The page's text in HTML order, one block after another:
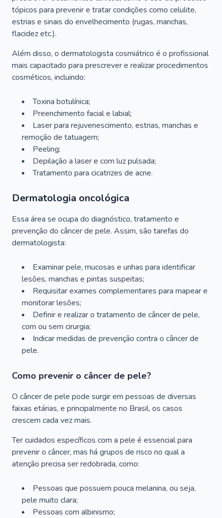
tópicos para prevenir e tratar condições como celulite,
estrias e sinais do envelhecimento (rugas, manchas,
flacidez etc.).
Além disso, o dermatologista cosmiátrico é o profissional
mais capacitado para prescrever e realizar procedimentos
cosméticos, incluindo:
Toxina botulínica;
Preenchimento facial e labial;
Laser para rejuvenescimento, estrias, manchas e
remoção de tatuagem;
Peeling;
Depilação a laser e com luz pulsada;
Tratamento para cicatrizes de acne.
Dermatologia oncológica
Essa área se ocupa do diagnóstico, tratamento e
prevenção do câncer de pele. Assim, são tarefas do
dermatologista:
Examinar pele, mucosas e unhas para identificar
lesões, manchas e pintas suspeitas;
Requisitar exames complementares para mapear e
monitorar lesões;
Definir e realizar o tratamento de câncer de pele,
com ou sem cirurgia;
Indicar medidas de prevenção contra o câncer de
pele.
Como prevenir o câncer de pele?
O câncer de pele pode surgir em pessoas de diversas
faixas etárias, e principalmente no Brasil, os casos
crescem cada vez mais.
Ter cuidados específicos com a pele é essencial para
prevenir o câncer, mas há grupos de risco no qual a
atenção precisa ser redobrada, como:
Pessoas que possuem pouca melanina, ou seja,
pele muito clara;
Pessoas com albinismo;